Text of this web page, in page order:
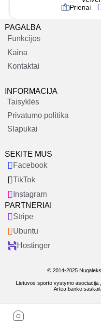
Prienai
PAGALBA
Funkcijos
Kaina
Kontaktai
INFORMACIJA
Taisyklės
Privatumo politika
Slapukai
SEKITE MUS
Facebook
TikTok
Instagram
PARTNERIAI
Stripe
Ubuntu
Hostinger
© 2014-2025
Lietuvos sporto vystymo asociacija
Artea banko